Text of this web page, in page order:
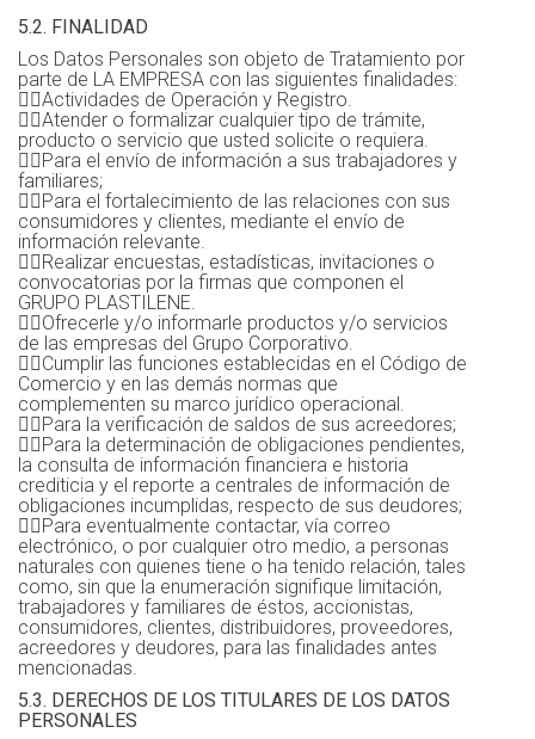
5.2. FINALIDAD
Los Datos Personales son objeto de Tratamiento por
parte de LA EMPRESA con las siguientes finalidades:
Actividades de Operación y Registro.
Atender o formalizar cualquier tipo de trámite,
producto o servicio que usted solicite o requiera.
Para el envío de información a sus trabajadores y
familiares;
Para el fortalecimiento de las relaciones con sus
consumidores y clientes, mediante el envío de
información relevante.
Realizar encuestas, estadísticas, invitaciones o
convocatorias por la firmas que componen el
GRUPO PLASTILENE.
Ofrecerle y/o informarle productos y/o servicios
de las empresas del Grupo Corporativo.
Cumplir las funciones establecidas en el Código de
Comercio y en las demás normas que
complementen su marco jurídico operacional.
Para la verificación de saldos de sus acreedores;
Para la determinación de obligaciones pendientes,
la consulta de información financiera e historia
crediticia y el reporte a centrales de información de
obligaciones incumplidas, respecto de sus deudores;
Para eventualmente contactar, vía correo
electrónico, o por cualquier otro medio, a personas
naturales con quienes tiene o ha tenido relación, tales
como, sin que la enumeración signifique limitación,
trabajadores y familiares de éstos, accionistas,
consumidores, clientes, distribuidores, proveedores,
acreedores y deudores, para las finalidades antes
mencionadas.
5.3. DERECHOS DE LOS TITULARES DE LOS DATOS
PERSONALES